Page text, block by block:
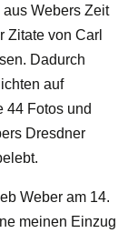
Webers Zeit
Zitate von Carl
Dadurch
auf
44 Fotos und
Dresdner
Weber am 14.
meinen Einzug